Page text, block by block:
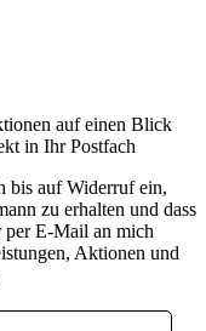
auf einen Blick
in Ihr Postfach
bis auf Widerruf ein,
zu erhalten und dass
E-Mail an mich
Aktionen und